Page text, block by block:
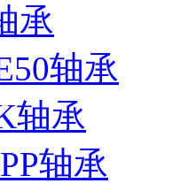
承
轴承
轴承
轴承